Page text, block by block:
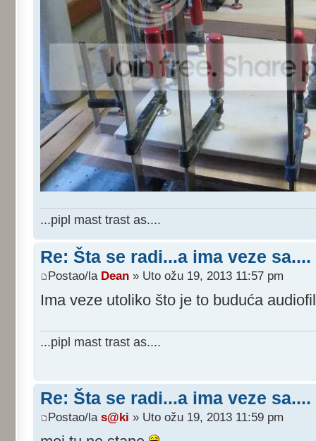
...pipl mast trast as....
Re: Šta se radi...a ima veze sa....
Postao/la Dean » Uto ožu 19, 2013 11:57 pm
Ima veze utoliko što je to buduća
...pipl mast trast as....
Re: Šta se radi...a ima veze sa....
Postao/la s@ki » Uto ožu 19, 2013 11:59 pm